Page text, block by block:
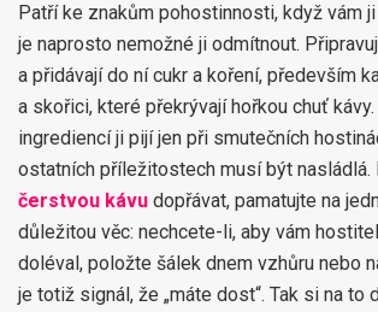
Patří ke znakům pohostinnosti, když vám
je naprosto nemožné ji odmítnout.
a přidávají do ní cukr a koření, především
a skořici, které překrývají hořkou chuť
ingrediencí ji pijí jen při smutečních
ostatních příležitostech musí být
čerstvou kávu dopřávat, pamatujte na
důležitou věc: nechcete-li, aby vám
doléval, položte šálek dnem vzhůru nebo
je totiž signál, že „máte dost“. Tak si na to